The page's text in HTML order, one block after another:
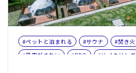
#ペットと泊まれる #サウナ #焚き火
#星空がきれい
#BBQ #サイクリング